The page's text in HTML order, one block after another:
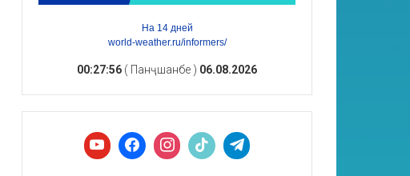
На 14 дней
world-weather.ru/informers/
00:27:57 ( Панҷшанбе ) 06.08.2026